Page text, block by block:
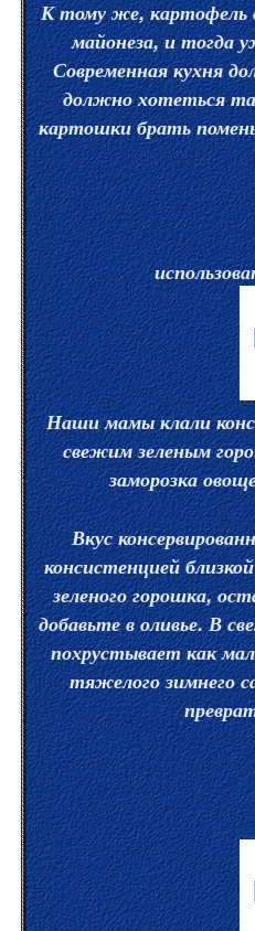
К тому же, картофель
майонеза, и тогда
Современная кухня
должно хотеться
картошки брать
Наши мамы клали
свежим зеленым
заморозка
Вкус
консистенцией
зеленого горошка,
добавьте в оливье. В
похрустывает как
тяжелого зимнего